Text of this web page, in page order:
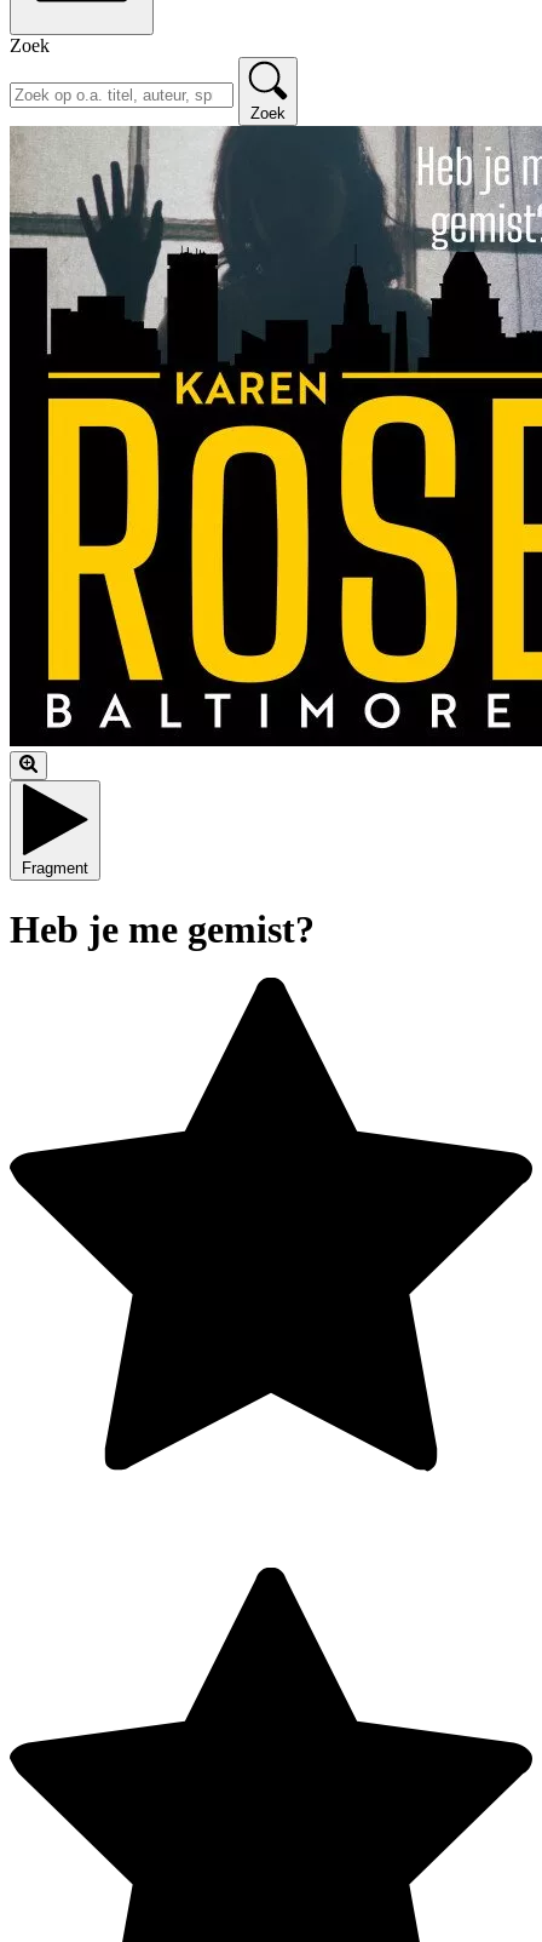
Zoek
Zoek
Fragment
Heb je me gemist?